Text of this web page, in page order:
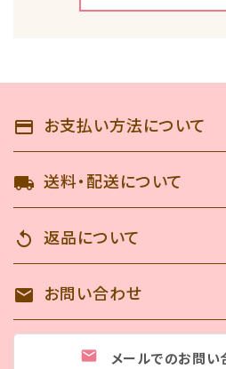
キーワード
カテゴリー
payment お支払い方法について
local_shipping 送料・配送について
replay 返品について
mail お問い合わせ
mail メールでのお問い